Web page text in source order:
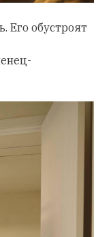
Его обустроят